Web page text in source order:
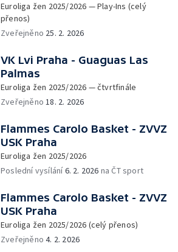
Euroliga žen 2025/2026 — Play-Ins (celý
přenos)
Zveřejněno 25. 2. 2026
VK Lvi Praha - Guaguas Las
Palmas
Euroliga žen 2025/2026 — čtvrtfinále
Zveřejněno18. 2. 2026
Flammes Carolo Basket - ZVVZ
USK Praha
Euroliga žen 2025/2026
Poslední vysílání6. 2. 2026 na ČT sport
Flammes Carolo Basket - ZVVZ
USK Praha
Euroliga žen 2025/2026 (celý přenos)
Zveřejněno4. 2. 2026